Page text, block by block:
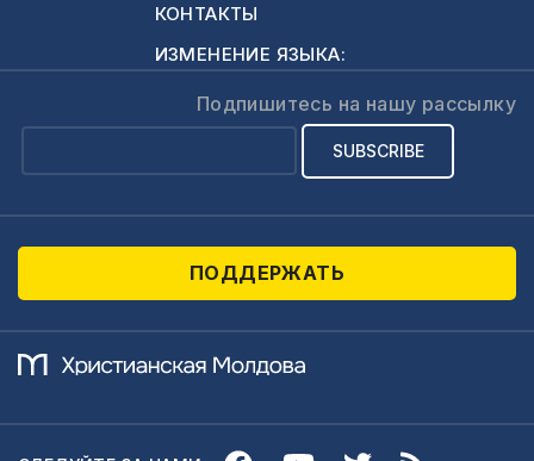
КОНТАКТЫ
ИЗМЕНЕНИЕ ЯЗЫКА:
Подпишитесь на нашу рассылку
ПОДДЕРЖАТЬ